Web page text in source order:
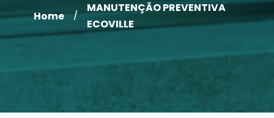
Home /
MANUTENÇÃO PREVENTIVA
ECOVILLE